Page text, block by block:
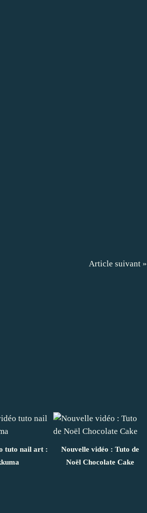
Article suivant »
tuto nail art :
Nouvelle vidéo : Tuto de
Noël Chocolate Cake